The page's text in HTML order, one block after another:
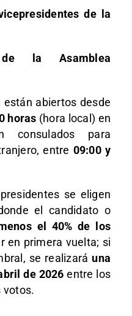
de la
la Asamblea
abiertos desde
horas (hora local) en
para
entre 09:00 y
se eligen
el candidato o
el 40% de los
en primera vuelta; si
se realizará una
de 2026 entre los
votos.